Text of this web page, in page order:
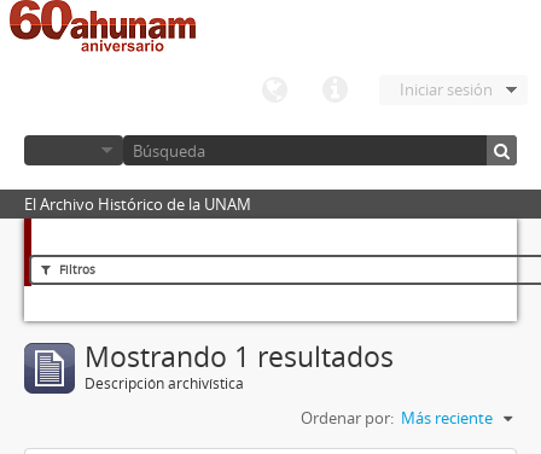
Iniciar sesión
El Archivo Histórico de la UNAM
Filtros
Mostrando 1 resultados
Descripción archivística
Ordenar por: Más reciente